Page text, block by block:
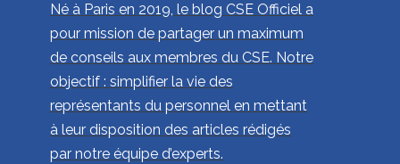
Né à Paris en 2019, le blog CSE Officiel a
pour mission de partager un maximum
de conseils aux membres du CSE. Notre
objectif : simplifier la vie des
représentants du personnel en mettant
à leur disposition des articles rédigés
par notre équipe d’experts.